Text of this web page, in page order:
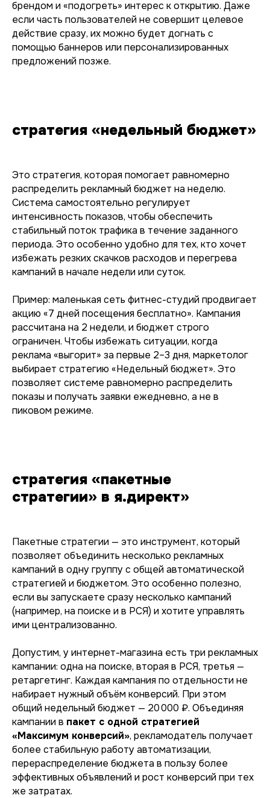
брендом и «подогреть» интерес к открытию. Даже
если часть пользователей не совершит целевое
действие сразу, их можно будет догнать с
помощью баннеров или персонализированных
предложений позже.
стратегия «недельный бюджет»
Это стратегия, которая помогает равномерно
распределить рекламный бюджет на неделю.
Система самостоятельно регулирует
интенсивность показов, чтобы обеспечить
стабильный поток трафика в течение заданного
периода. Это особенно удобно для тех, кто хочет
избежать резких скачков расходов и перегрева
кампаний в начале недели или суток.
Пример: маленькая сеть фитнес-студий продвигает
акцию «7 дней посещения бесплатно». Кампания
рассчитана на 2 недели, и бюджет строго
ограничен. Чтобы избежать ситуации, когда
реклама «выгорит» за первые 2–3 дня, маркетолог
выбирает стратегию «Недельный бюджет». Это
позволяет системе равномерно распределить
показы и получать заявки ежедневно, а не в
пиковом режиме.
стратегия «пакетные
стратегии» в я.директ»
Пакетные стратегии — это инструмент, который
позволяет объединить несколько рекламных
кампаний в одну группу с общей автоматической
стратегией и бюджетом. Это особенно полезно,
если вы запускаете сразу несколько кампаний
(например, на поиске и в РСЯ) и хотите управлять
ими централизованно.
Допустим, у интернет-магазина есть три рекламных
кампании: одна на поиске, вторая в РСЯ, третья —
ретаргетинг. Каждая кампания по отдельности не
набирает нужный объём конверсий. При этом
общий недельный бюджет — 20 000 ₽. Объединяя
кампании в пакет с одной стратегией
«Максимум конверсий», рекламодатель получает
более стабильную работу автоматизации,
перераспределение бюджета в пользу более
эффективных объявлений и рост конверсий при тех
же затратах.